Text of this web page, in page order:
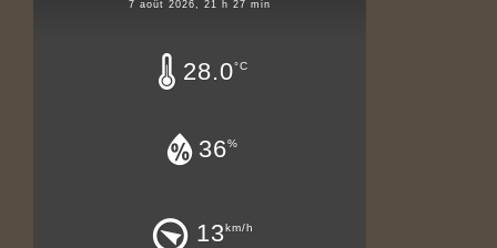
7 août 2026, 21 h 27 min
28.0°C
36%
13km/h